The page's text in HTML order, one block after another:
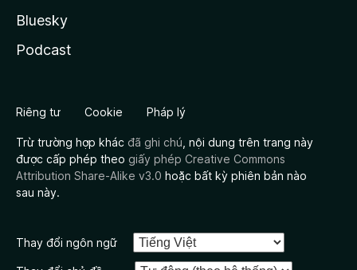
Bluesky
Podcast
Riêng tư Cookie Pháp lý
Trừ trường hợp khác đã ghi chú , nội dung trên trang này
được cấp phép theo giấy phép Creative Commons
Attribution Share-Alike v3.0 hoặc bất kỳ phiên bản nào
sau này.
Thay đổi ngôn ngữ